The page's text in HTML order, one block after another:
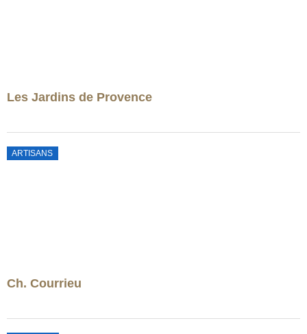
Les Jardins de Provence
ARTISANS
Ch. Courrieu